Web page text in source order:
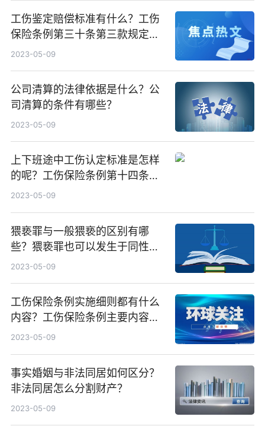
工伤鉴定赔偿标准有什么？工伤
保险条例第三十条第三款规定内
容是什么？
2023-05-09
公司清算的法律依据是什么？公
司清算的条件有哪些？
2023-05-09
上下班途中工伤认定标准是怎样
的呢？工伤保险条例第十四条内
容是什么？
2023-05-09
猥亵罪与一般猥亵的区别有哪
些？猥亵罪也可以发生于同性之
间吗？
2023-05-09
工伤保险条例实施细则都有什么
内容？工伤保险条例主要内容是
包括什么？
2023-05-09
事实婚姻与非法同居如何区分？
非法同居怎么分割财产？
2023-05-09